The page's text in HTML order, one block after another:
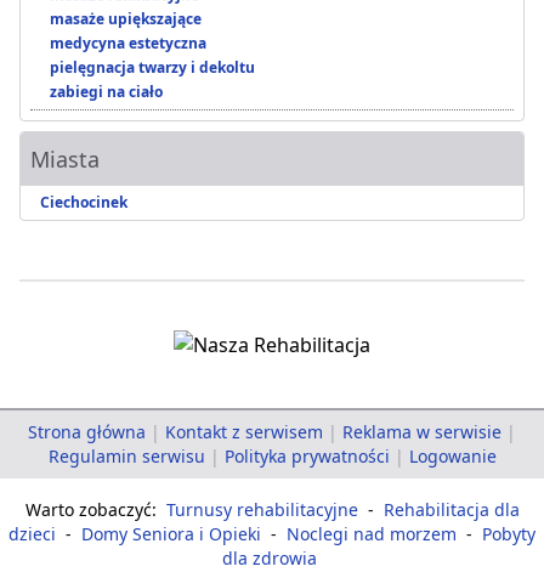
masaże upiększające
medycyna estetyczna
pielęgnacja twarzy i dekoltu
zabiegi na ciało
Miasta
Ciechocinek
Strona główna | Kontakt z serwisem | Reklama w serwisie |
Regulamin serwisu | Polityka prywatności | Logowanie
Warto zobaczyć: Turnusy rehabilitacyjne - Rehabilitacja dla
dzieci - Domy Seniora i Opieki - Noclegi nad morzem - Pobyty
dla zdrowia